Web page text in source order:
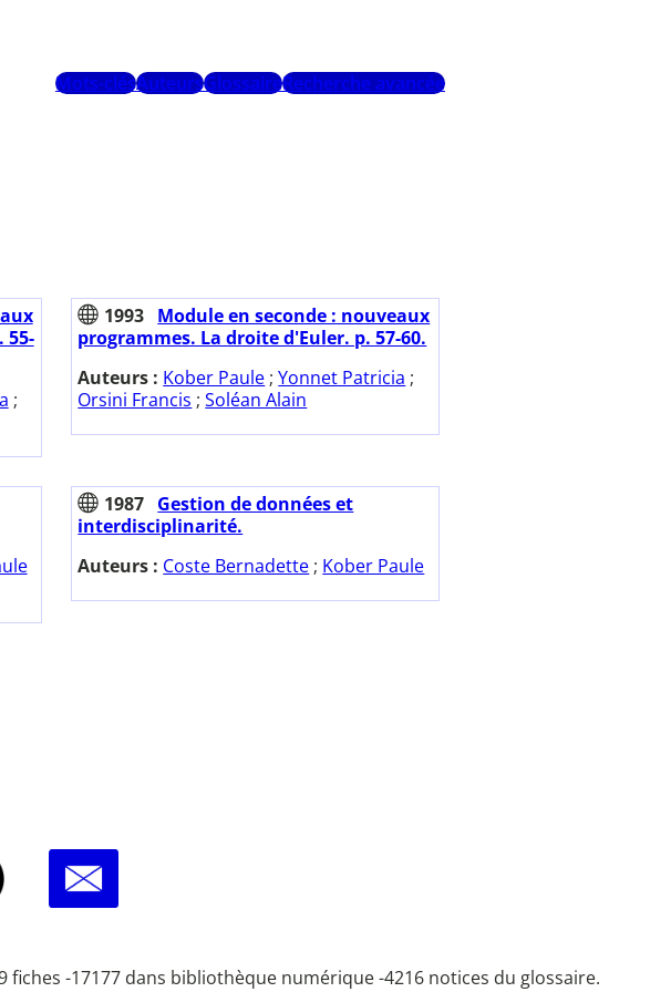
Mots-clésAuteursGlossaireRecherche avancée
55-
;
1993 Module en seconde : nouveaux
programmes. La droite d'Euler. p. 57-60.
Auteurs : Kober Paule ;Yonnet Patricia ;
Orsini Francis ;Soléan Alain
1987 Gestion de données et
interdisciplinarité.
Auteurs : Coste Bernadette ; Kober Paule
fiches -17177 dans bibliothèque numérique -4216 notices du glossaire.